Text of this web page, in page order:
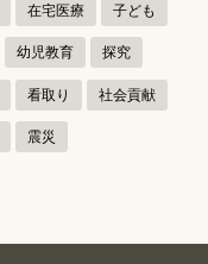
在宅医療 子ども
幼児教育 探究
看取り 社会貢献
震災